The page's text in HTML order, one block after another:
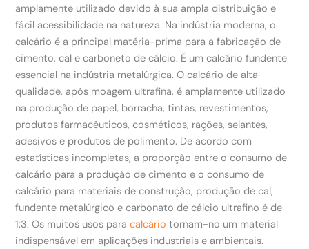
amplamente utilizado devido à sua ampla distribuição e
fácil acessibilidade na natureza. Na indústria moderna, o
calcário é a principal matéria-prima para a fabricação de
cimento, cal e carboneto de cálcio. É um calcário fundente
essencial na indústria metalúrgica. O calcário de alta
qualidade, após moagem ultrafina, é amplamente utilizado
na produção de papel, borracha, tintas, revestimentos,
produtos farmacêuticos, cosméticos, rações, selantes,
adesivos e produtos de polimento. De acordo com
estatísticas incompletas, a proporção entre o consumo de
calcário para a produção de cimento e o consumo de
calcário para materiais de construção, produção de cal,
fundente metalúrgico e carbonato de cálcio ultrafino é de
1:3. Os muitos usos paracalcário tornam-no um material
indispensável em aplicações industriais e ambientais.